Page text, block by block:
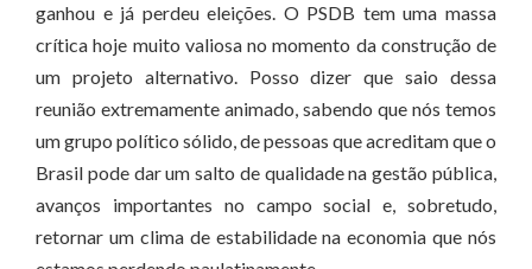
ganhou e já perdeu eleições. O PSDB tem uma massa
crítica hoje muito valiosa no momento da construção de
um projeto alternativo. Posso dizer que saio dessa
reunião extremamente animado, sabendo que nós temos
um grupo político sólido, de pessoas que acreditam que o
Brasil pode dar um salto de qualidade na gestão pública,
avanços importantes no campo social e, sobretudo,
retornar um clima de estabilidade na economia que nós